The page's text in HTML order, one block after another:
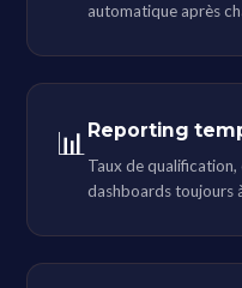
automatique après
📊 Reporting
Taux de
dashboards toujours